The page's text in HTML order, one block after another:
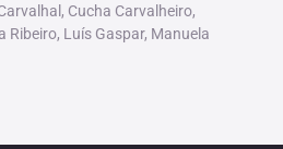
Cucha Carvalheiro,
Ribeiro, Luís Gaspar, Manuela